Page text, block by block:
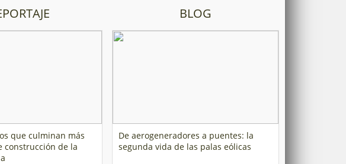
que culminan más
construcción de la
BLOG
De aerogeneradores a puentes: la
segunda vida de las palas eólicas